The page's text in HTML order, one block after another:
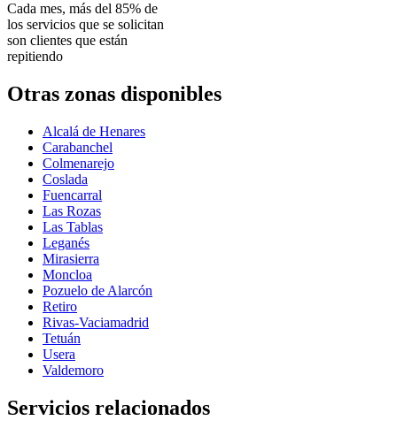
Cada mes, más del 85% de
los servicios que se solicitan
son clientes que están
repitiendo
Otras zonas disponibles
Alcalá de Henares
Carabanchel
Colmenarejo
Coslada
Fuencarral
Las Rozas
Las Tablas
Leganés
Mirasierra
Moncloa
Pozuelo de Alarcón
Retiro
Rivas-Vaciamadrid
Tetuán
Usera
Valdemoro
Servicios relacionados